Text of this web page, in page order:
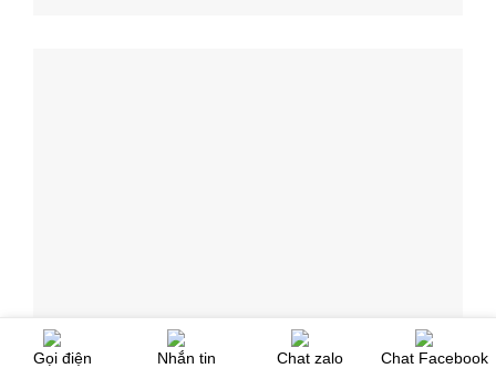
Gọi điện Nhắn tin Chat zalo Chat Facebook